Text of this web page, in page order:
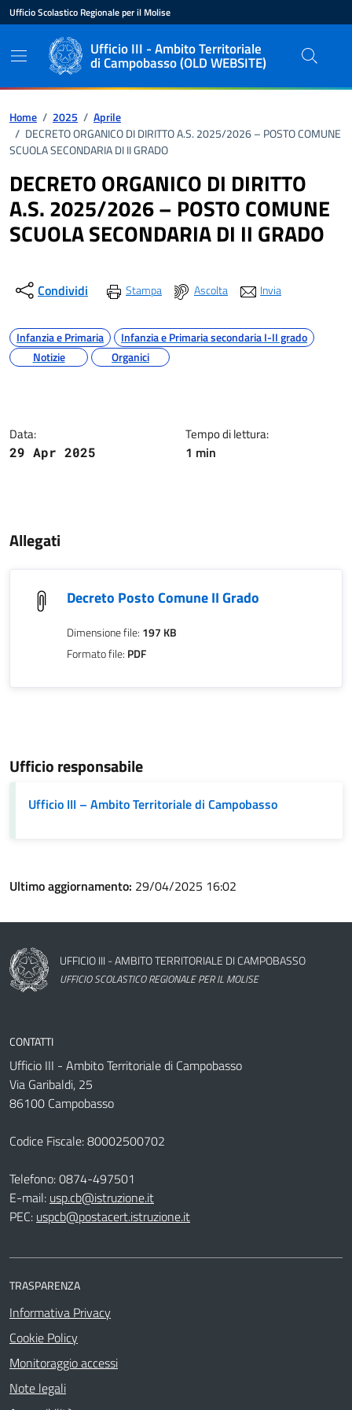
Vai ai contenuti
Vai al pié di pagina
Ente di appartenenza
Ufficio Scolastico Regionale per il Molise
Nome dell'enteUfficio III - Ambito Territoriale
di Campobasso (OLD WEBSITE)
Percorso di navigazione
Home / 2025 / Aprile
/ DECRETO ORGANICO DI DIRITTO A.S. 2025/2026 – POSTO COMUNE
SCUOLA SECONDARIA DI II GRADO
DECRETO ORGANICO DI DIRITTO
A.S. 2025/2026 – POSTO COMUNE
SCUOLA SECONDARIA DI II GRADO
Condividi Stampa Ascolta Invia
Argomenti
Infanzia e Primaria
Infanzia e Primaria secondaria I-II grado
Notizie
Organici
Data:
29 Apr 2025
Tempo di lettura:
1 min
Allegati
Decreto Posto Comune II Grado
Dimensione file: 197 KB
Formato file: PDF
Ufficio responsabile
Ufficio III – Ambito Territoriale di Campobasso
Ultimo aggiornamento: 29/04/2025 16:02
Nome dell'amministrazione
UFFICIO III - AMBITO TERRITORIALE DI CAMPOBASSO
UFFICIO SCOLASTICO REGIONALE PER IL MOLISE
CONTATTI
Ufficio III - Ambito Territoriale di Campobasso
Via Garibaldi, 25
86100 Campobasso
Codice Fiscale: 80002500702
Telefono:0874-497501
E-mail: usp.cb@istruzione.it
PEC: uspcb@postacert.istruzione.it
TRASPARENZA
Informativa Privacy
Cookie Policy
Monitoraggio accessi
Note legali